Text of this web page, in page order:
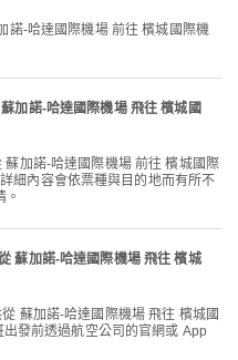
加諾-哈達國際機場 飛往 檳城國
細內容會依票種與目的地而有所不
。
蘇加諾-哈達國際機場 飛往 檳城
發前透過航空公司的官網或 App